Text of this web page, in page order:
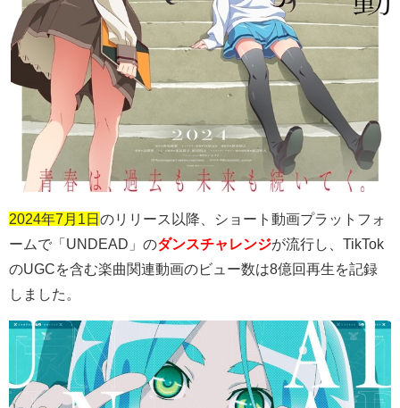
2024年7月1日 のリリース以降、ショート動画プラットフォ
ームで「 UNDEAD 」のダンスチャレンジが流行し、 TikTok
のUGCを含む楽曲関連動画のビュー数は8億回再生を記録
しました。